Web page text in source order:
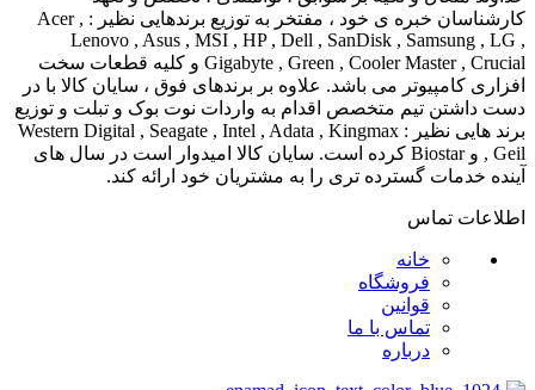
کارشناسان خبره ی خود ، مفتخر به توزیع برندهایی نظیر : Acer ,
Lenovo , Asus , MSI , HP , Dell , SanDisk , Samsung , LG ,
Gigabyte , Green , Cooler Master , Crucial و کلیه قطعات سخت
افزاری کامپیوتر می باشد. علاوه بر برندهای فوق ، سایان کالا با در
دست داشتن تیم متخصص اقدام به واردات نوت بوک و تبلت و توزیع
برند هایی نظیر : Western Digital , Seagate , Intel , Adata , Kingmax
, Geil و Biostar کرده است. سایان کالا امیدوار است در سال های
آینده خدمات گسترده تری را به مشتریان خود ارائه کند.
اطلاعات تماس
خانه
فروشگاه
قوانین
تماس با ما
درباره